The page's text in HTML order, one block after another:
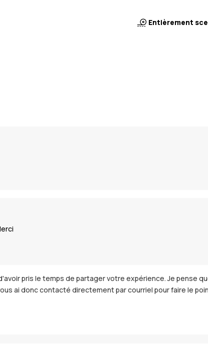
Entièrement
pris le temps de partager votre expérience. Je pense
ai donc contacté directement par courriel pour faire le